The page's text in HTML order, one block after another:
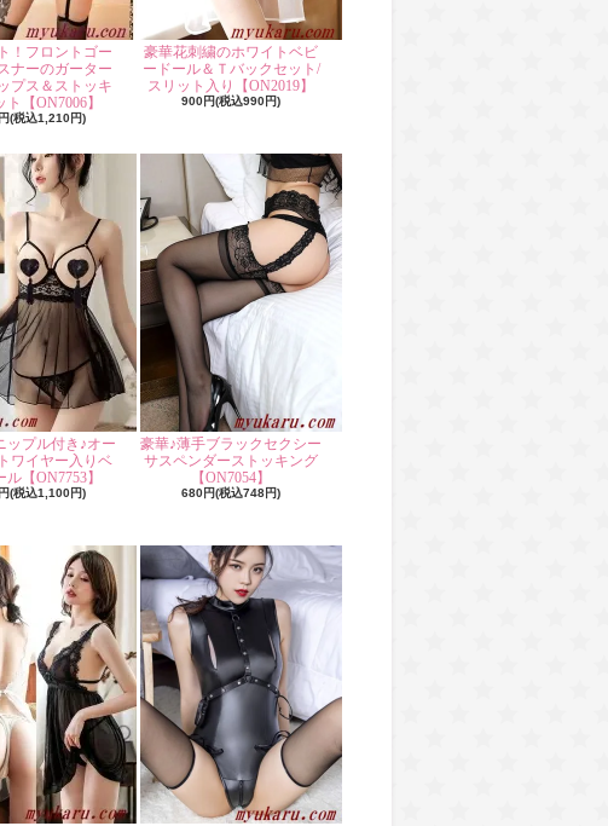
！フロントゴー
ナーのガーター
プス＆ストッキ
ト【ON7006】
(税込1,210円)
豪華花刺繍のホワイトベビ
ードール＆Ｔバックセット/
スリット入り【ON2019】
900円(税込990円)
ップル付き♪オー
ワイヤー入りベ
ル【ON7753】
(税込1,100円)
豪華♪薄手ブラックセクシー
サスペンダーストッキング
【ON7054】
680円(税込748円)